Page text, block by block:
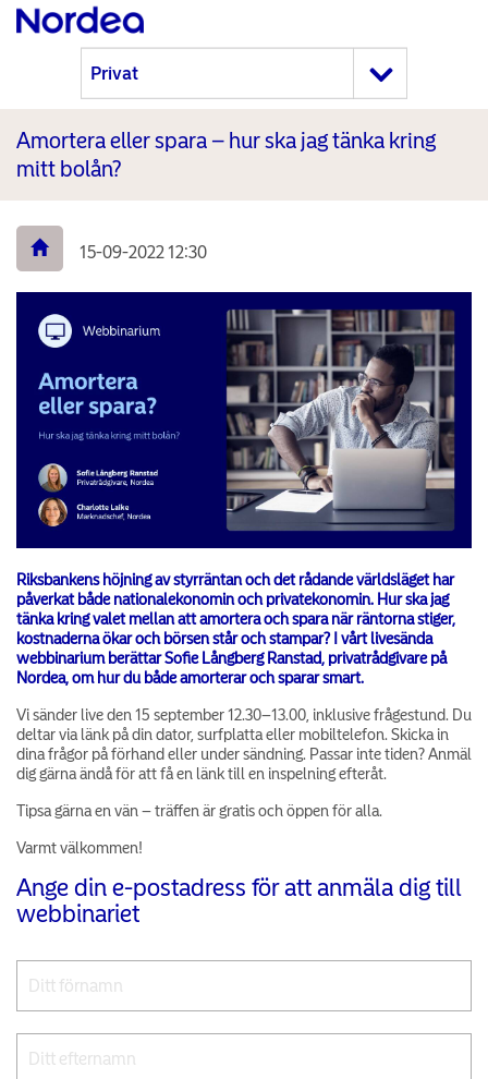
Amortera eller spara – hur ska jag tänka kring
mitt bolån?
15-09-2022 12:30
Riksbankens höjning av styrräntan och det rådande världsläget har
påverkat både nationalekonomin och privatekonomin. Hur ska jag
tänka kring valet mellan att amortera och spara när räntorna stiger,
kostnaderna ökar och börsen står och stampar? I vårt livesända
webbinarium berättar Sofie Långberg Ranstad, privatrådgivare på
Nordea, om hur du både amorterar och sparar smart.
Vi sänder live den 15 september 12.30–13.00, inklusive frågestund. Du
deltar via länk på din dator, surfplatta eller mobiltelefon. Skicka in
dina frågor på förhand eller under sändning. Passar inte tiden? Anmäl
dig gärna ändå för att få en länk till en inspelning efteråt.
Tipsa gärna en vän – träffen är gratis och öppen för alla.
Varmt välkommen!
Ange din e-postadress för att anmäla dig till
webbinariet